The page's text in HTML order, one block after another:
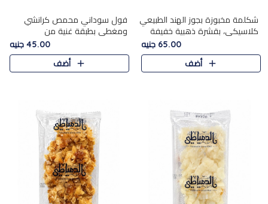
شكلمة مخبوزة بجوز الهند الطبيعي
كلاسيكي، بقشرة ذهبية خفيفة
وقلب طري رطب يذوب في الفم،
تمنحك المذاق الشرقي الحلو الأصيل
التقليدي في كل لقمة.
65.00 جنيه
أضف
فول سوداني محمص كرانشي
ومغطى بطبقة غنية من
الشوكولاتة، يجمع بين طعم
القرمشة الأصيلة الكلاسكيكية
التقليدية للفول السوداني وحلاوة
45.00 جنيه
أضف